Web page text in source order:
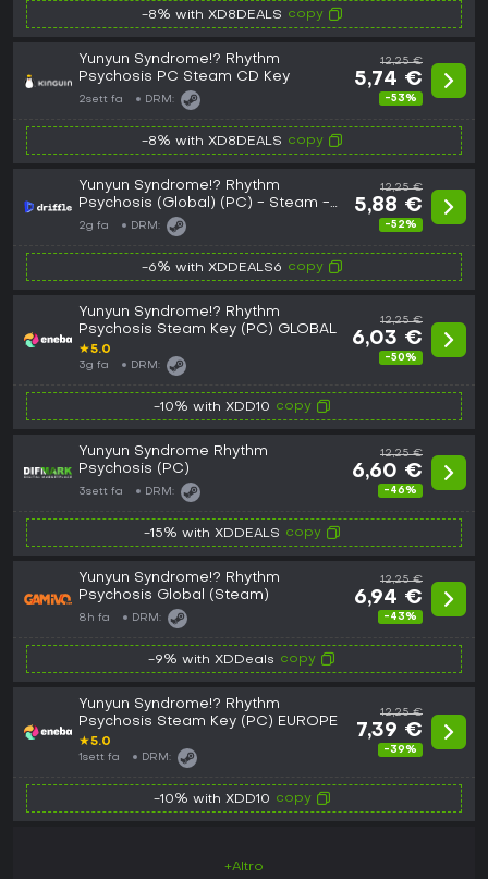
-8% with XD8DEALS copy
Yunyun Syndrome!? Rhythm
Psychosis PC Steam CD Key
2sett fa DRM:
12,25 €
5,74 €
-53%
-8% with XD8DEALS copy
Yunyun Syndrome!? Rhythm
Psychosis (Global) (PC) - Steam -
Digital Key
2g fa DRM:
12,25 €
5,88 €
-52%
-6% with XDDEALS6 copy
Yunyun Syndrome!? Rhythm
Psychosis Steam Key (PC) GLOBAL
★5.0
3g fa DRM:
12,25 €
6,03 €
-50%
-10% with XDD10 copy
Yunyun Syndrome Rhythm
Psychosis (PC)
3sett fa DRM:
12,25 €
6,60 €
-46%
-15% with XDDEALS copy
Yunyun Syndrome!? Rhythm
Psychosis Global (Steam)
8h fa DRM:
12,25 €
6,94 €
-43%
-9% with XDDeals copy
Yunyun Syndrome!? Rhythm
Psychosis Steam Key (PC) EUROPE
★5.0
1sett fa DRM:
12,25 €
7,39 €
-39%
-10% with XDD10 copy
+Altro